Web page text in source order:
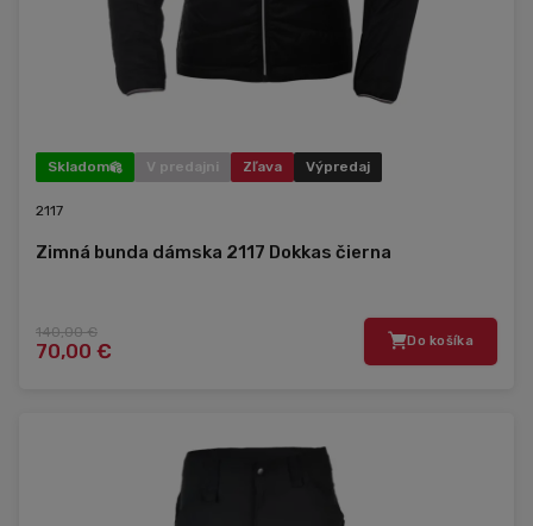
Skladom V predajni Zľava Výpredaj
2117
Zimná bunda dámska 2117 Dokkas čierna
140,00 €
70,00 € Do košíka